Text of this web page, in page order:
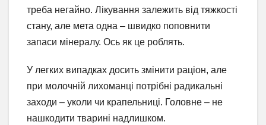
треба негайно. Лікування залежить від тяжкості
стану, але мета одна – швидко поповнити
запаси мінералу. Ось як це роблять.
У легких випадках досить змінити раціон, але
при молочній лихоманці потрібні радикальні
заходи – уколи чи крапельниці. Головне – не
нашкодити тварині надлишком.